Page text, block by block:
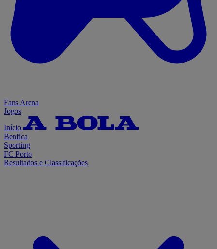
Fans Arena
Jogos
Início
Benfica
Sporting
FC Porto
Resultados e Classificações